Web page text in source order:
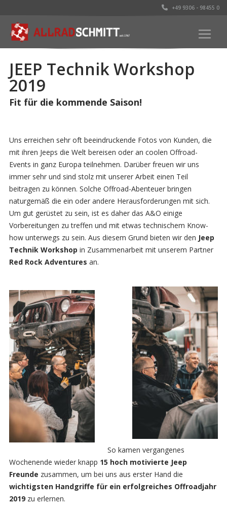
+49 9306 - 98455 0
JEEP Technik Workshop
2019
Fit für die kommende Saison!
Uns erreichen sehr oft beeindruckende Fotos von Kunden, die
mit ihren Jeeps die Welt bereisen oder an coolen Offroad-
Events in ganz Europa teilnehmen. Darüber freuen wir uns
immer sehr und sind stolz mit unserer Arbeit einen Teil
beitragen zu können. Solche Offroad-Abenteuer bringen
naturgemäß die ein oder andere Herausforderungen mit sich.
Um gut gerüstet zu sein, ist es daher das A&O einige
Vorbereitungen zu treffen und mit etwas technischem Know-
how unterwegs zu sein. Aus diesem Grund bieten wir den Jeep
Technik Workshop in Zusammenarbeit mit unserem Partner
Red Rock Adventures an.
So kamen vergangenes
Wochenende wieder knapp 15 hoch motivierte Jeep
Freunde zusammen, um bei uns aus erster Hand die
wichtigsten Handgriffe für ein erfolgreiches Offroadjahr
2019zu erlernen.